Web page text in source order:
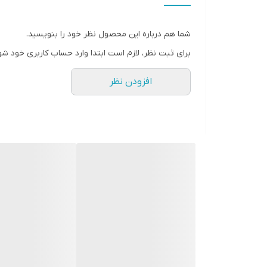
استفاده کنید. بنابراین، فقط از کرم بازسازی
شما هم درباره این محصول نظر خود را بنویسید.
برای ثبت نظر، لازم است ابتدا وارد حساب کاربری خود
افزودن نظر